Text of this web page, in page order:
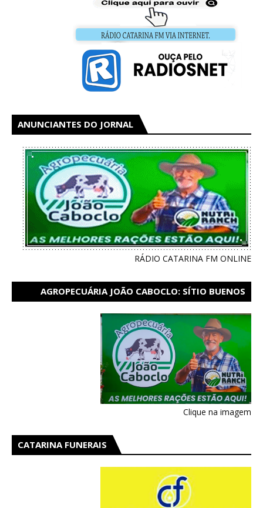
ANUNCIANTES DO JORNAL
RÁDIO CATARINA FM ONLINE
AGROPECUÁRIA JOÃO CABOCLO: SÍTIO BUENOS
Clique na imagem
CATARINA FUNERAIS